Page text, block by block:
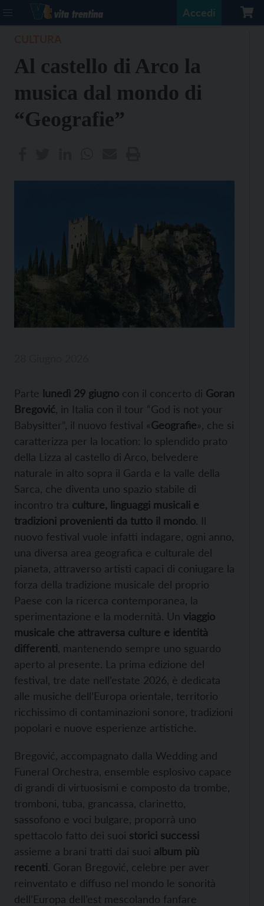
Accedi
Al castello di Arco la
musica dal mondo di
“Geografie”
Parte lunedì 29 giugno con il concerto di Goran
Bregović , in Italia con il tour “God is not your
Babysitter”, il nuovo festival «Geografie», che si
caratterizza per la location: lo splendido prato
della Lizza al castello di Arco, belvedere
naturale in alto sopra il Garda e la valle della
Sarca, che diventa uno spazio stabile di
incontro tra culture, linguaggi musicali e
tradizioni provenienti da tutto il mondo. Il
nuovo festival vuole infatti indagare, ogni anno,
una diversa area geografica e culturale del
pianeta, attraverso artisti capaci di coniugare la
forza della tradizione musicale del proprio
Paese con la ricerca contemporanea, la
sperimentazione e la modernità. Un viaggio
musicale che attraversa culture e identità
differenti , mantenendo sempre uno sguardo
aperto al presente. La prima edizione del
festival, tre date nell’estate 2026, è dedicata
alle musiche dell’Europa orientale, territorio
ricchissimo di contaminazioni sonore, tradizioni
popolari e nuove esperienze artistiche.
Bregović, accompagnato dalla Wedding and
Funeral Orchestra, ensemble esplosivo capace
di grandi di virtuosismi e composto da trombe,
tromboni, tuba, grancassa, clarinetto,
sassofono e voci bulgare, proporrà uno
spettacolo fatto dei suoi storici successi
assieme a brani tratti dai suoi album più
recenti. Goran Bregović, celebre per aver
reinventato e diffuso nel mondo le sonorità
dell’Europa dell’est mescolando fanfare